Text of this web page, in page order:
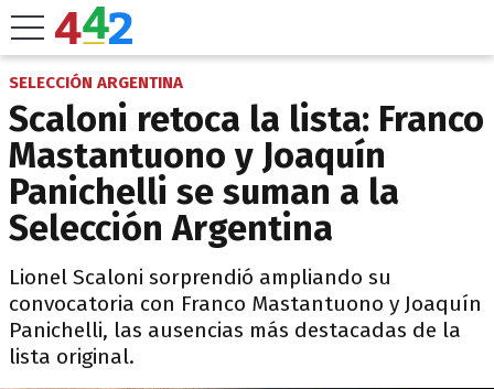
SELECCIÓN ARGENTINA
Scaloni retoca la lista: Franco
Mastantuono y Joaquín
Panichelli se suman a la
Selección Argentina
Lionel Scaloni sorprendió ampliando su
convocatoria con Franco Mastantuono y Joaquín
Panichelli, las ausencias más destacadas de la
lista original.